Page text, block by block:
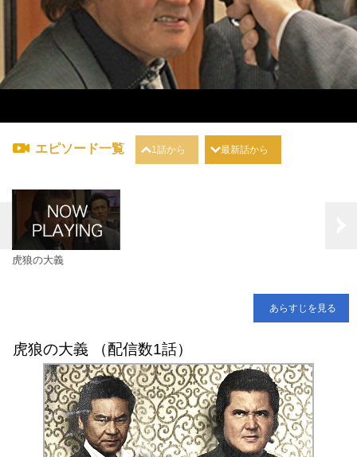
エピソード一覧 1話から 最新話から
虎狼の大義
あらすじを見る
虎狼の大義 （配信数1話）